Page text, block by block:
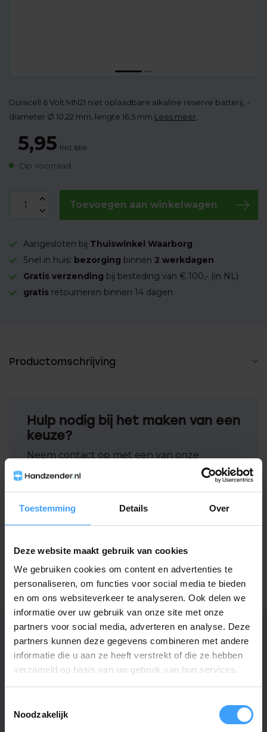
Toestemming Details Over
Deze website maakt gebruik van cookies
We gebruiken cookies om content en advertenties te
personaliseren, om functies voor social media te bieden
en om ons websiteverkeer te analyseren. Ook delen we
informatie over uw gebruik van onze site met onze
partners voor social media, adverteren en analyse. Deze
partners kunnen deze gegevens combineren met andere
informatie die u aan ze heeft verstrekt of die ze hebben
verzameld op basis van uw gebruik van hun services.
Noodzakelijk
Duracell 6 Volt MN21 niet oplaadbare alkaline reserve batterij, -
diameter Ø 10,22 mm, lengte 16,5 mm Lees meer
5,95 Incl. btw
Op voorraad
Toevoegen aan winkelwagen
Aangesloten bij Thuiswinkel Waarborg
Snel in huis: bezorging binnen 2 werkdagen
Gratis verzending bij besteding van € 100,- (in NL)
gratis retourneren binnen 14 dagen
Productomschrijving
Hulp nodig bij het maken van een
keuze?
Neem contact op met een van onze
medewerkers
Gerelateerde producten
TypeError: Failed to fetch
https://www.handzender.nl/batterijen/
Specificaties